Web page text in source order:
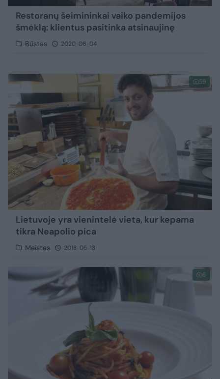
Restoranų šeimininkai vaiko pandemijos
šmėklą: klientus pasitinka atsinaujinę
Būstas 2020-06-04
59
Lietuvoje yra vienintelė vieta, kur kepama
tikra Neapolio pica
Maistas 2018-05-13
6